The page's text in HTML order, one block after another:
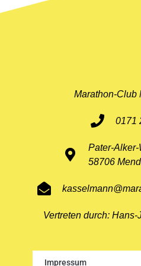
Marathon-Club
0171
Pater-Alker-
58706
Vertreten durch:
Impressum